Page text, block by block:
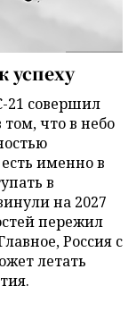
успеху
21 совершил
что в небо
именно в
в
на 2027
пережил
Россия с
летать